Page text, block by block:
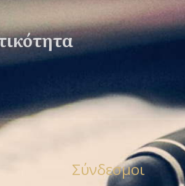
Σύνδεσμοι